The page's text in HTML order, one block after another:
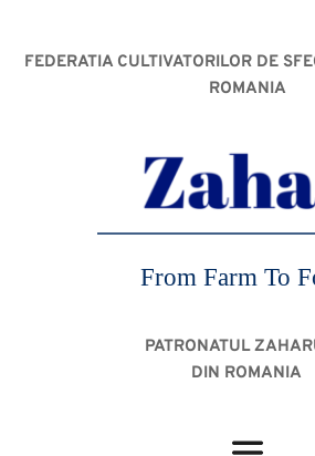
FEDERATIA CULTIVATORILOR DE
ROMANIA
From Farm To
PATRONATUL
DIN ROMANIA